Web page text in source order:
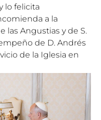
lo felicita
a la
las Angustias y de S.
de D. Andrés
de la Iglesia en